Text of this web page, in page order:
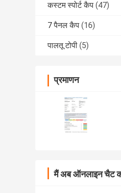
कस्टम स्पोर्ट कैप (47)
7 पैनल कैप (16)
पालतू टोपी (5)
प्रमाणन
मैं अब ऑनलाइन चैट